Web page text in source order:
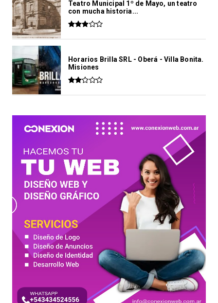
Teatro Municipal 1º de Mayo, un teatro
con mucha historia...
Horarios Brilla SRL - Oberá - Villa Bonita.
Misiones